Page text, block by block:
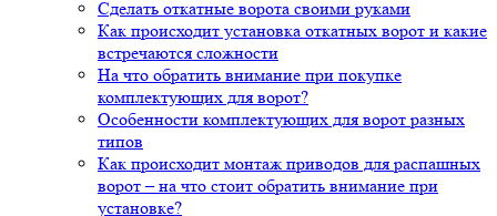
Сделать откатные ворота своими руками
Как происходит установка откатных ворот и какие
встречаются сложности
На что обратить внимание при покупке
комплектующих для ворот?
Особенности комплектующих для ворот разных
типов
Как происходит монтаж приводов для распашных
ворот – на что стоит обратить внимание при
установке?